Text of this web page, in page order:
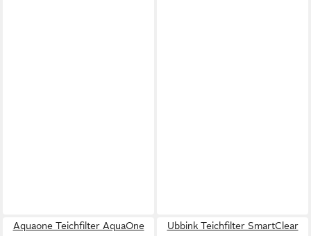
Aquaone Teichfilter AquaOne
Ubbink Teichfilter SmartClear